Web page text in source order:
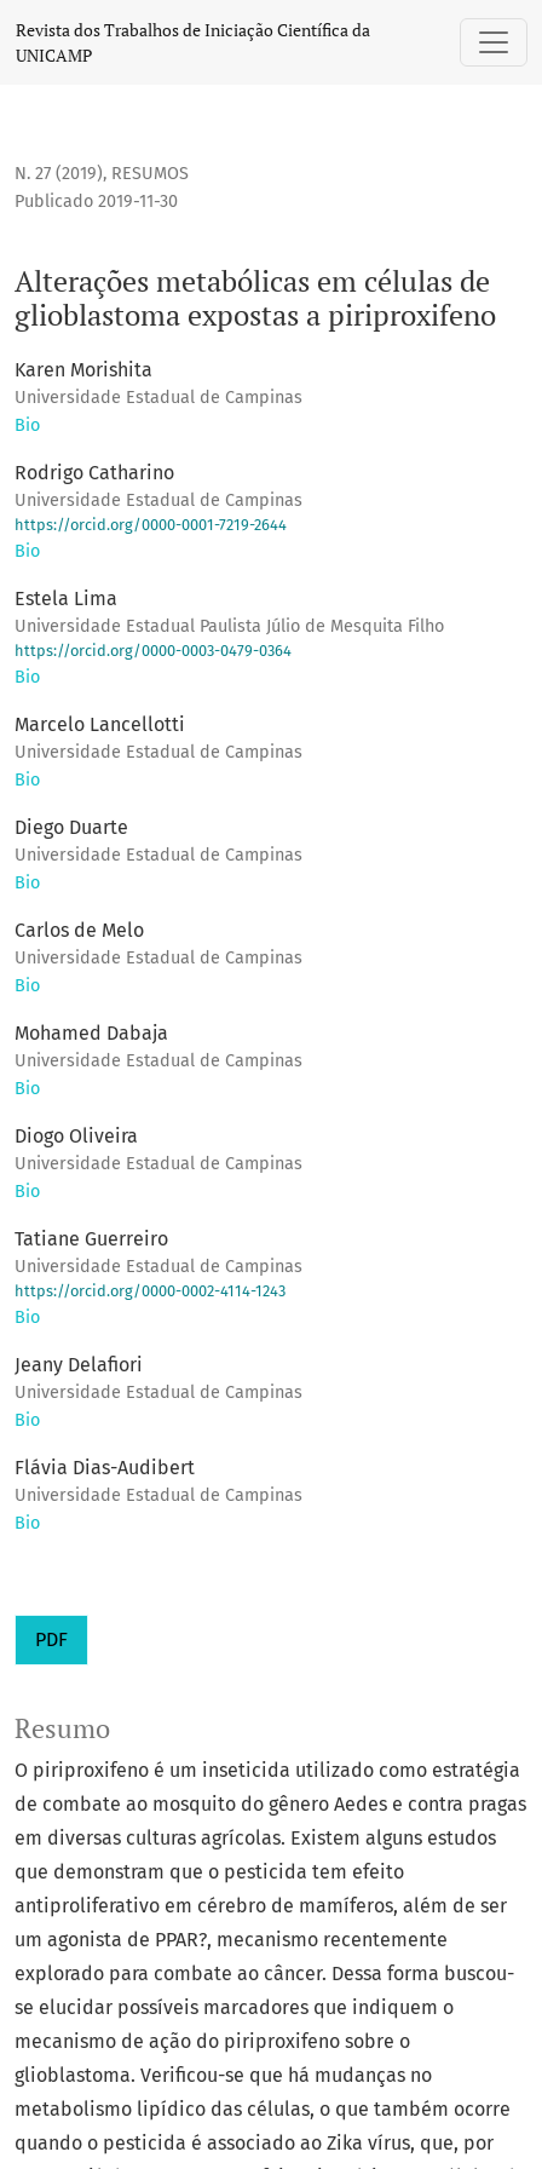
Alterações metabólicas em células de glioblastoma
Revista dos Trabalhos de Iniciação Científica da
UNICAMP
N. 27 (2019), RESUMOS
Alterações metabólicas em células de
glioblastoma expostas a piriproxifeno
Publicado 2019-11-30
Karen Morishita
Universidade Estadual de Campinas
Bio
Rodrigo Catharino
Universidade Estadual de Campinas
https://orcid.org/0000-0001-7219-2644
Bio
Estela Lima
Universidade Estadual Paulista Júlio de Mesquita Filho
https://orcid.org/0000-0003-0479-0364
Bio
Marcelo Lancellotti
Universidade Estadual de Campinas
Bio
Diego Duarte
Universidade Estadual de Campinas
Bio
Carlos de Melo
Universidade Estadual de Campinas
Bio
Mohamed Dabaja
Universidade Estadual de Campinas
Bio
Diogo Oliveira
Universidade Estadual de Campinas
Bio
Tatiane Guerreiro
Universidade Estadual de Campinas
https://orcid.org/0000-0002-4114-1243
Bio
Jeany Delafiori
Universidade Estadual de Campinas
Bio
Flávia Dias-Audibert
Universidade Estadual de Campinas
Bio
PDF
Resumo
O piriproxifeno é um inseticida utilizado como estratégia
de combate ao mosquito do gênero Aedes e contra pragas
em diversas culturas agrícolas. Existem alguns estudos
que demonstram que o pesticida tem efeito
antiproliferativo em cérebro de mamíferos, além de ser
um agonista de PPAR?, mecanismo recentemente
explorado para combate ao câncer. Dessa forma buscou-
se elucidar possíveis marcadores que indiquem o
mecanismo de ação do piriproxifeno sobre o
glioblastoma. Verificou-se que há mudanças no
metabolismo lipídico das células, o que também ocorre
quando o pesticida é associado ao Zika vírus, que, por